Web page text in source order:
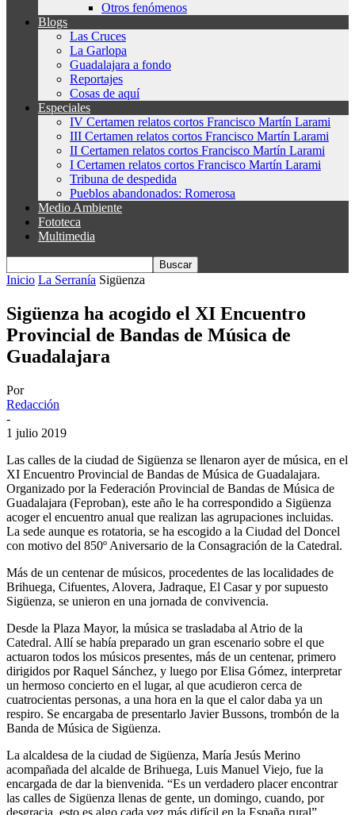
Otros fenómenos
Blogs
Las Cruces
La Garlopa
Guadalajara a fondo
Reportajes
Cosas de aquí
Especiales
IV Certamen relatos cortos Francisco Martín Larami
III Certamen relatos cortos Francisco Martín Larami
II Certamen relatos cortos Francisco Martín Larami
I Certamen relatos cortos Francisco Martín Larami
Tribuna de despedida
Pueblos abandonados: Romerosa
Medio Ambiente
Fototeca
Multimedia
Inicio La Serranía Sigüenza
Sigüenza ha acogido el XI Encuentro
Provincial de Bandas de Música de
Guadalajara
Por
Redacción
-
1 julio 2019
Las calles de la ciudad de Sigüenza se llenaron ayer de música, en el
XI Encuentro Provincial de Bandas de Música de Guadalajara.
Organizado por la Federación Provincial de Bandas de Música de
Guadalajara (Feproban), este año le ha correspondido a Sigüenza
acoger el encuentro anual que realizan las agrupaciones incluidas.
La sede aunque es rotatoria, se ha escogido a la Ciudad del Doncel
con motivo del 850º Aniversario de la Consagración de la Catedral.
Más de un centenar de músicos, procedentes de las localidades de
Brihuega, Cifuentes, Alovera, Jadraque, El Casar y por supuesto
Sigüenza, se unieron en una jornada de convivencia.
Desde la Plaza Mayor, la música se trasladaba al Atrio de la
Catedral. Allí se había preparado un gran escenario sobre el que
actuaron todos los músicos presentes, más de un centenar, primero
dirigidos por Raquel Sánchez, y luego por Elisa Gómez, interpretar
un hermoso concierto en el lugar, al que acudieron cerca de
cuatrocientas personas, a una hora en la que el calor daba ya un
respiro. Se encargaba de presentarlo Javier Bussons, trombón de la
Banda de Música de Sigüenza.
La alcaldesa de la ciudad de Sigüenza, María Jesús Merino
acompañada del alcalde de Brihuega, Luis Manuel Viejo, fue la
encargada de dar la bienvenida. “Es un verdadero placer encontrar
las calles de Sigüenza llenas de gente, un domingo, cuando, por
desgracia, esto es algo cada vez más difícil en la España rural”.